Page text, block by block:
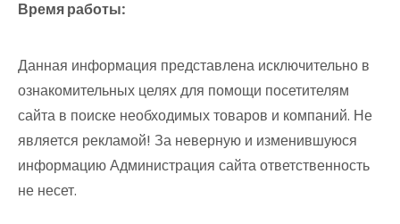
Время работы:
Данная информация представлена исключительно в
ознакомительных целях для помощи посетителям
сайта в поиске необходимых товаров и компаний. Не
является рекламой! За неверную и изменившуюся
информацию Администрация сайта ответственность
не несет.